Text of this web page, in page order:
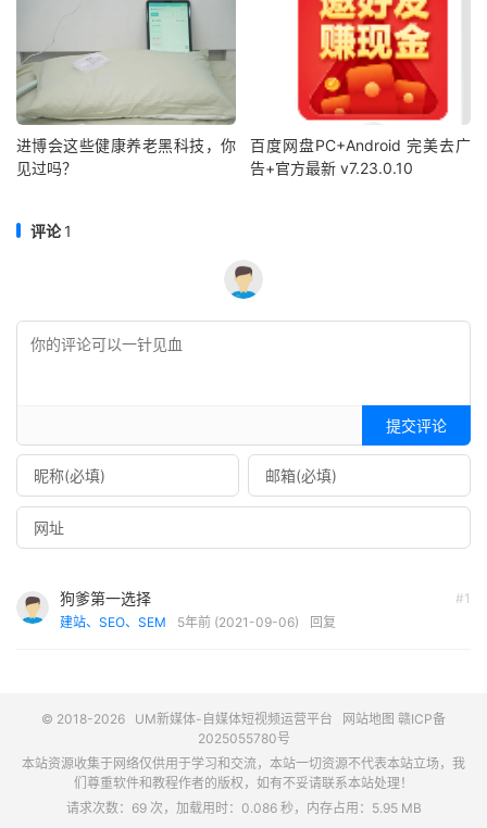
进博会这些健康养老黑科技，你
见过吗？
百度网盘PC+Android 完美去广
告+官方最新 v7.23.0.10
评论1
提交评论
#1
狗爹第一选择
建站、SEO、SEM 5年前 (2021-09-06) 回复
© 2018-2026 UM新媒体-自媒体短视频运营平台 网站地图 赣ICP备
2025055780号
本站资源收集于网络仅供用于学习和交流，本站一切资源不代表本站立场，我
们尊重软件和教程作者的版权，如有不妥请联系本站处理！
请求次数：69 次，加载用时：0.086 秒，内存占用：5.95 MB